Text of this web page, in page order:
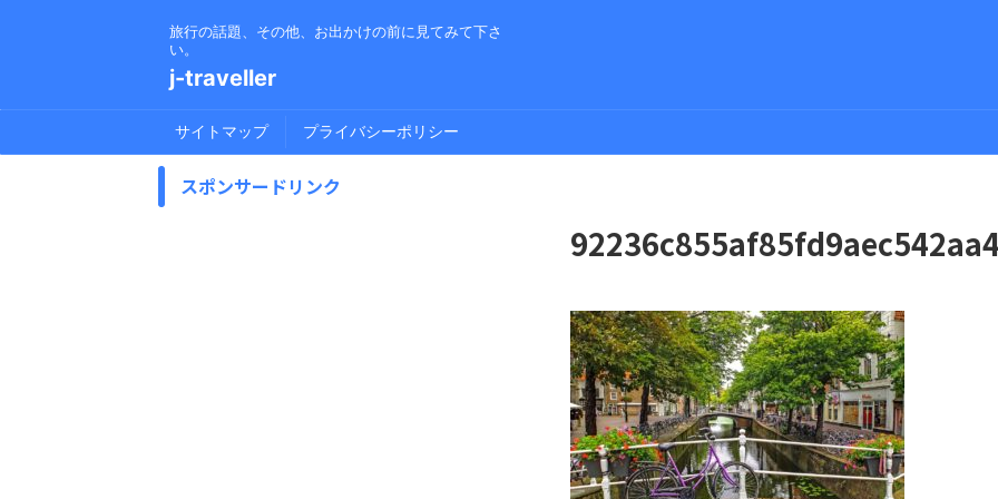
旅行の話題、その他、お出かけの前に見てみて下さ
い。
j-traveller
サイトマップ プライバシーポリシー
スポンサードリンク